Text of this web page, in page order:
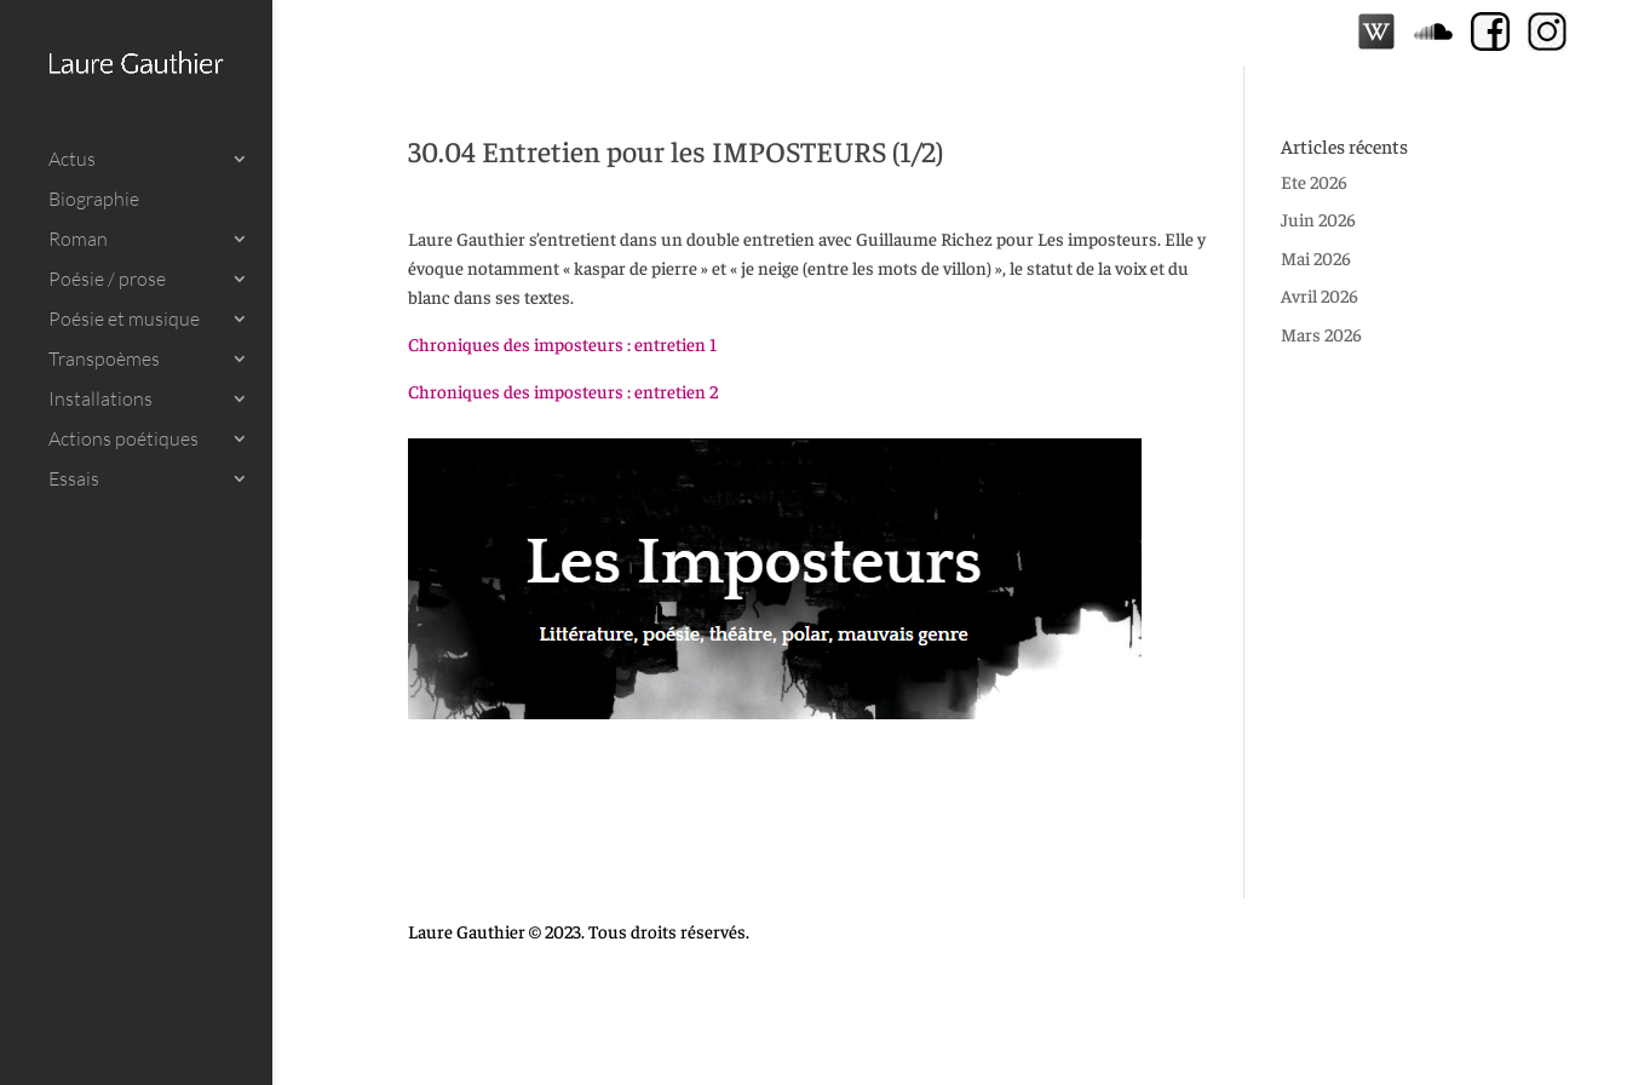
Actus
Biographie
Roman
Poésie / prose
Poésie et musique
Transpoèmes
Installations
Actions poétiques
Essais
30.04 Entretien pour les IMPOSTEURS (1/2)
Laure Gauthier s’entretient dans un double entretien avec Guillaume Richez pour Les imposteurs. Elle y
évoque notamment « kaspar de pierre » et « je neige (entre les mots de villon) », le statut de la voix et du
blanc dans ses textes.
Chroniques des imposteurs : entretien 1
Chroniques des imposteurs : entretien 2
Articles récents
Ete 2026
Juin 2026
Mai 2026
Avril 2026
Mars 2026
Laure Gauthier © 2023. Tous droits réservés.